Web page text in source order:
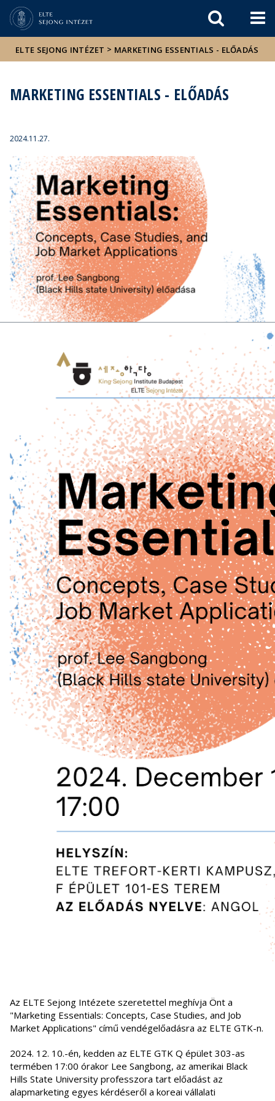
sajtóban
ELTE SEJONG INTÉZET > MARKETING ESSENTIALS - ELŐADÁS
MARKETING ESSENTIALS - ELŐADÁS
2024.11.27.
Az ELTE Sejong Intézete szeretettel meghívja Önt a
"Marketing Essentials: Concepts, Case Studies, and Job
Market Applications" című vendégelőadásra az ELTE GTK-n.
2024. 12. 10.-én, kedden az ELTE GTK Q épület 303-as
termében 17:00 órakor Lee Sangbong, az amerikai Black
Hills State University professzora tart előadást az
alapmarketing egyes kérdéseről a koreai vállalati